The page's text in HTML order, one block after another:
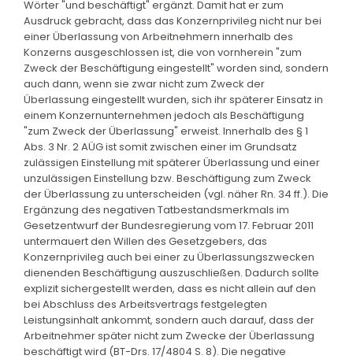
Wörter "und beschäftigt" ergänzt. Damit hat er zum
Ausdruck gebracht, dass das Konzernprivileg nicht nur bei
einer Überlassung von Arbeitnehmern innerhalb des
Konzerns ausgeschlossen ist, die von vornherein "zum
Zweck der Beschäftigung eingestellt" worden sind, sondern
auch dann, wenn sie zwar nicht zum Zweck der
Überlassung eingestellt wurden, sich ihr späterer Einsatz in
einem Konzernunternehmen jedoch als Beschäftigung
"zum Zweck der Überlassung" erweist. Innerhalb des § 1
Abs. 3 Nr. 2 AÜG ist somit zwischen einer im Grundsatz
zulässigen Einstellung mit späterer Überlassung und einer
unzulässigen Einstellung bzw. Beschäftigung zum Zweck
der Überlassung zu unterscheiden (vgl. näher Rn. 34 ff.). Die
Ergänzung des negativen Tatbestandsmerkmals im
Gesetzentwurf der Bundesregierung vom 17. Februar 2011
untermauert den Willen des Gesetzgebers, das
Konzernprivileg auch bei einer zu Überlassungszwecken
dienenden Beschäftigung auszuschließen. Dadurch sollte
explizit sichergestellt werden, dass es nicht allein auf den
bei Abschluss des Arbeitsvertrags festgelegten
Leistungsinhalt ankommt, sondern auch darauf, dass der
Arbeitnehmer später nicht zum Zwecke der Überlassung
beschäftigt wird (BT-Drs. 17/4804 S. 8). Die negative